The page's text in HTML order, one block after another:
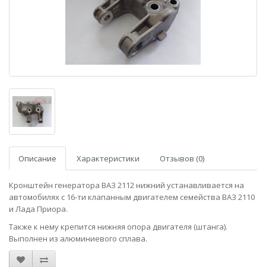
Описание Характеристики Отзывов (0)
Кронштейн генератора ВАЗ 2112 нижний устанавливается на
автомобилях с 16-ти клапанным двигателем семейства ВАЗ 2110
и Лада Приора.
Также к нему крепится нижняя опора двигателя (штанга).
Выполнен из алюминиевого сплава.